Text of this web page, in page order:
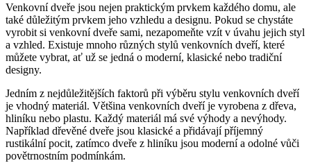
Venkovní dveře jsou nejen praktickým prvkem každého domu, ale
také důležitým prvkem jeho vzhledu a designu. Pokud se chystáte
vyrobit si venkovní dveře sami, nezapomeňte vzít v úvahu jejich styl
a vzhled. Existuje mnoho různých stylů venkovních dveří, které
můžete vybrat, ať už se jedná o moderní, klasické nebo tradiční
designy.
Jedním z nejdůležitějších faktorů při výběru stylu venkovních dveří
je vhodný materiál. Většina venkovních dveří je vyrobena z dřeva,
hliníku nebo plastu. Každý materiál má své výhody a nevýhody.
Například dřevěné dveře jsou klasické a přidávají příjemný
rustikální pocit, zatímco dveře z hliníku jsou moderní a odolné vůči
povětrnostním podmínkám.